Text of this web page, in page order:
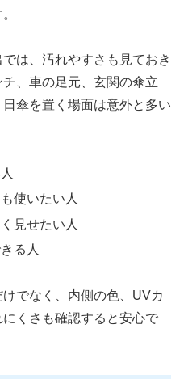
は、汚れやすさも見ておき
、車の足元、玄関の傘立
傘を置く場面は意外と多い
使いたい人
見せたい人
る人
でなく、内側の色、UVカ
くさも確認すると安心で